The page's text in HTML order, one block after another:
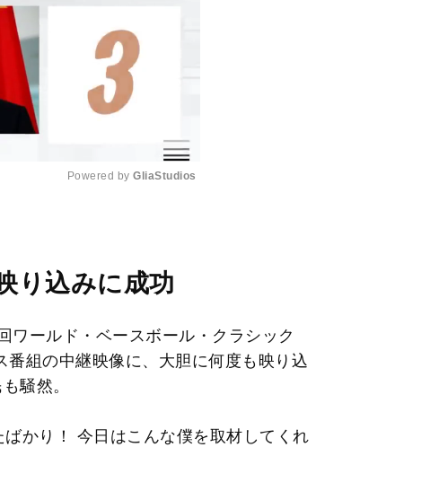
t
Powered by GliaStudios
り込みに成功
ワールド・ベースボール・クラシック
番組の中継映像に、大胆に何度も映り込
騒然。
ばかり！ 今日はこんな僕を取材してくれ